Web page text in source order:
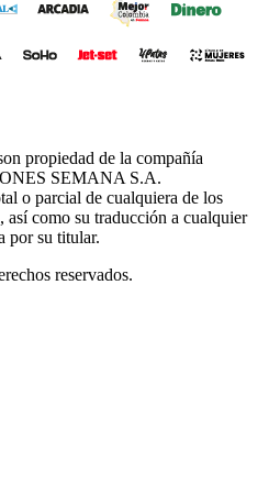
propiedad de la compañía
SEMANA S.A.
o parcial de cualquiera de los
así como su traducción a cualquier
por su titular.
reservados.